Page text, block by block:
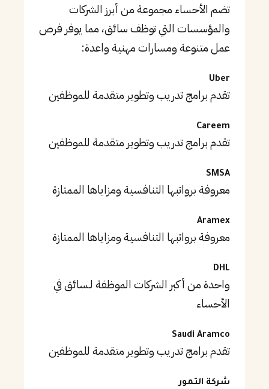
تضم الأحساء مجموعة من أبرز الشركات
والمؤسسات التي توظف سائق، مما يوفر فرص
عمل متنوعة ومسارات مهنية واعدة:
Uber
تقدم برامج تدريب وتطوير متقدمة للموظفين
Careem
تقدم برامج تدريب وتطوير متقدمة للموظفين
SMSA
معروفة برواتبها التنافسية ومزاياها الممتازة
Aramex
معروفة برواتبها التنافسية ومزاياها الممتازة
DHL
واحدة من أكبر الشركات الموظفة لـسائق في
الأحساء
Saudi Aramco
تقدم برامج تدريب وتطوير متقدمة للموظفين
شركة التمور